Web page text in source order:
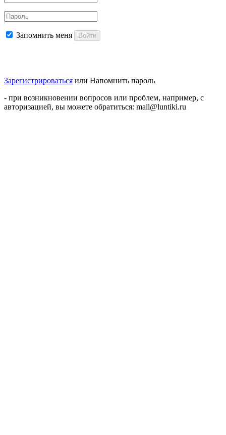
Запомнить меня Войти
Зарегистрироваться или Напомнить пароль
- при возникновении вопросов или проблем, например, с
авторизацией, вы можете обратиться: mail@luntiki.ru